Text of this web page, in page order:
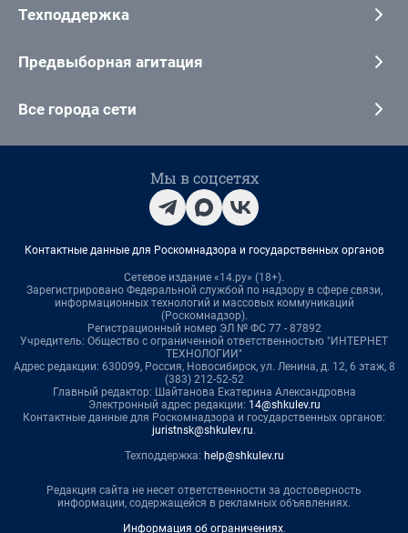
Техподдержка
Предвыборная агитация
Все города сети
Мы в соцсетях
Контактные данные для Роскомнадзора и государственных органов
Сетевое издание «14.ру» (18+).
Зарегистрировано Федеральной службой по надзору в сфере связи,
информационных технологий и массовых коммуникаций
(Роскомнадзор).
Регистрационный номер ЭЛ № ФС 77 - 87892
Учредитель: Общество с ограниченной ответственностью "ИНТЕРНЕТ
ТЕХНОЛОГИИ"
Адрес редакции: 630099, Россия, Новосибирск, ул. Ленина, д. 12, 6 этаж, 8
(383) 212-52-52
Главный редактор: Шайтанова Екатерина Александровна
Электронный адрес редакции: 14@shkulev.ru
Контактные данные для Роскомнадзора и государственных органов:
juristnsk@shkulev.ru.
Техподдержка: help@shkulev.ru
Редакция сайта не несет ответственности за достоверность
информации, содержащейся в рекламных объявлениях.
Информация об ограничениях.